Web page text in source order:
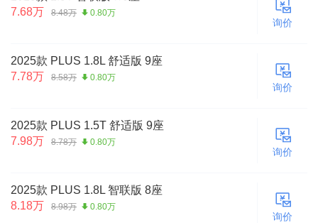
7.68万
8.48万 0.80万
询价
2025款 PLUS 1.8L 舒适版 9座
7.78万
8.58万 0.80万
询价
2025款 PLUS 1.5T 舒适版 9座
7.98万
8.78万 0.80万
询价
2025款 PLUS 1.8L 智联版 8座
8.18万
8.98万 0.80万
询价